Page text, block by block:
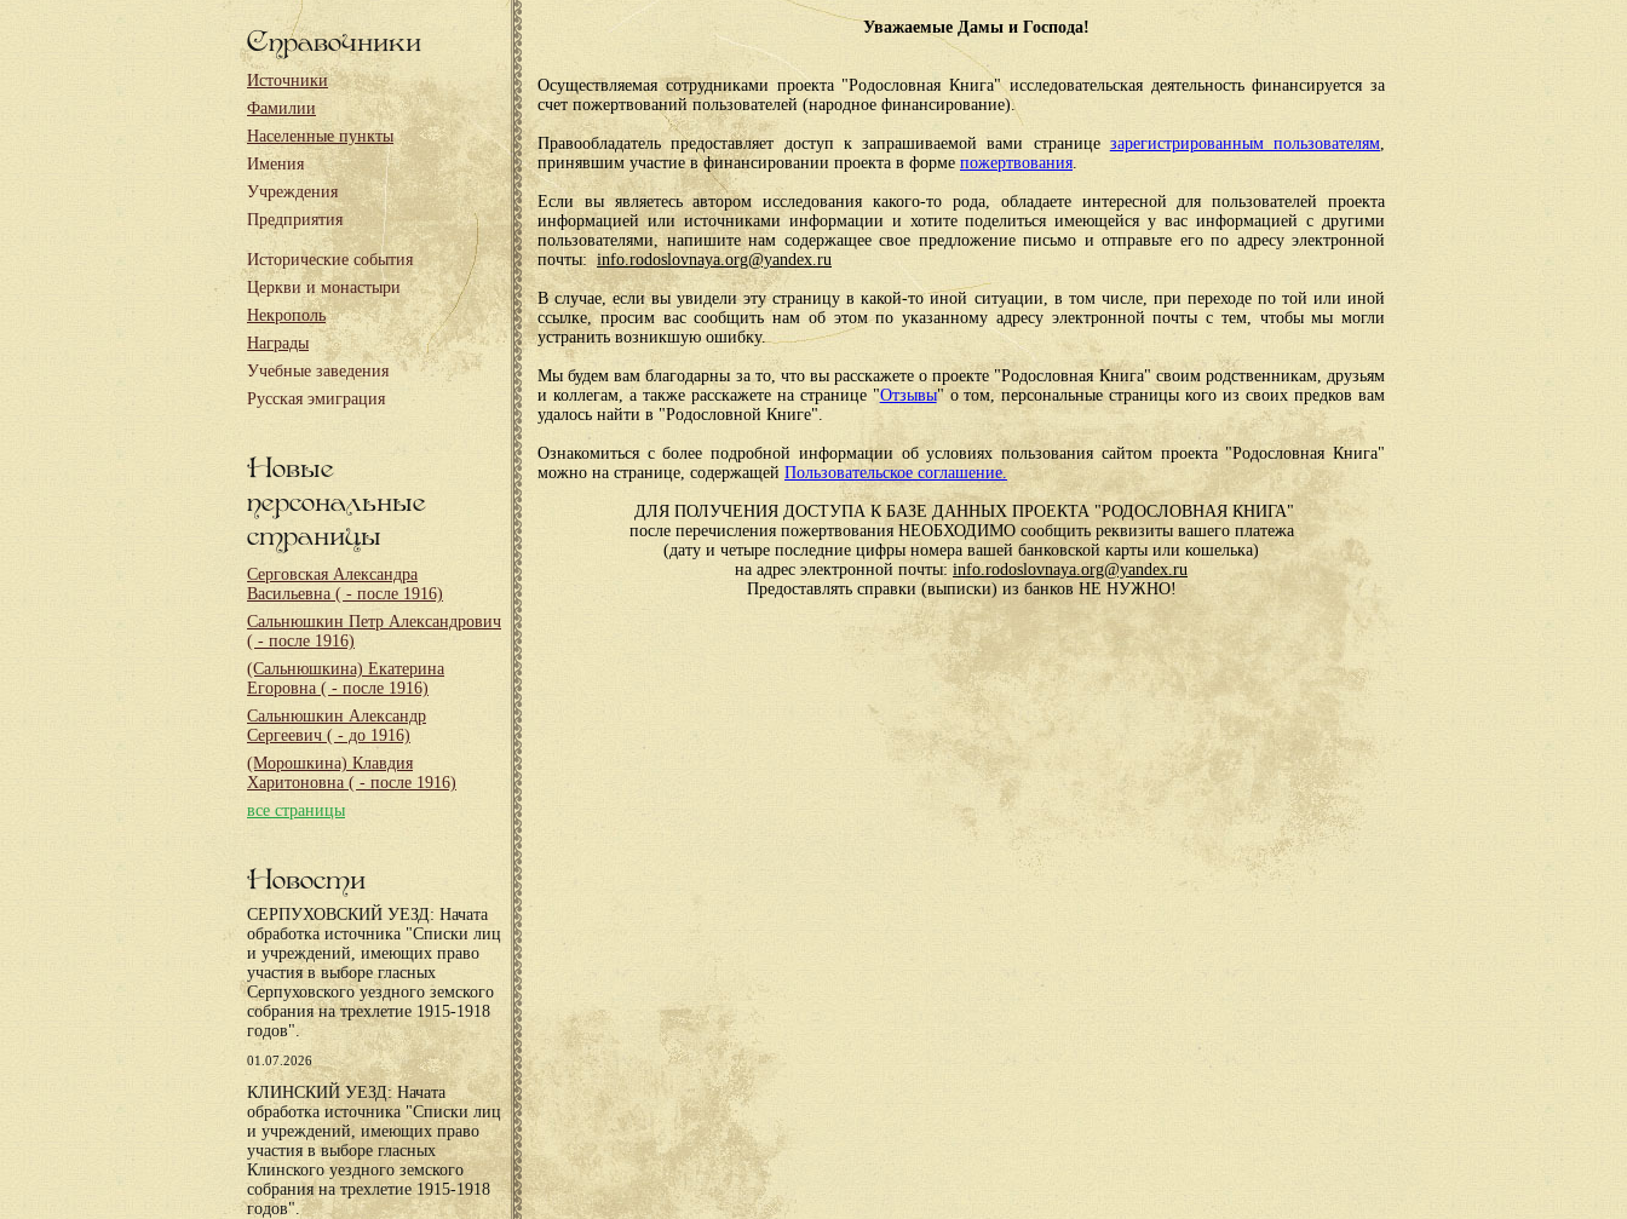
Справочники
Источники
Фамилии
Населенные пункты
Имения
Учреждения
Предприятия
Исторические события
Церкви и монастыри
Некрополь
Награды
Учебные заведения
Русская эмиграция
Новые
персональные
страницы
Серговская Александра
Васильевна ( - после 1916)
Сальнюшкин Петр Александрович
( - после 1916)
(Сальнюшкина) Екатерина
Егоровна ( - после 1916)
Сальнюшкин Александр
Сергеевич ( - до 1916)
(Морошкина) Клавдия
Харитоновна ( - после 1916)
все страницы
Новости
СЕРПУХОВСКИЙ УЕЗД: Начата
обработка источника "Списки лиц
и учреждений, имеющих право
участия в выборе гласных
Серпуховского уездного земского
собрания на трехлетие 1915-1918
годов".
01.07.2026
КЛИНСКИЙ УЕЗД: Начата
обработка источника "Списки лиц
и учреждений, имеющих право
участия в выборе гласных
Клинского уездного земского
собрания на трехлетие 1915-1918
годов".
Уважаемые Дамы и Господа!
Осуществляемая сотрудниками проекта "Родословная Книга" исследовательская деятельность финансируется за
счет пожертвований пользователей (народное финансирование).
Правообладатель предоставляет доступ к запрашиваемой вами странице зарегистрированным пользователям,
принявшим участие в финансировании проекта в форме пожертвования.
Если вы являетесь автором исследования какого-то рода, обладаете интересной для пользователей проекта
информацией или источниками информации и хотите поделиться имеющейся у вас информацией с другими
пользователями, напишите нам содержащее свое предложение письмо и отправьте его по адресу электронной
почты: info.rodoslovnaya.org@yandex.ru
В случае, если вы увидели эту страницу в какой-то иной ситуации, в том числе, при переходе по той или иной
ссылке, просим вас сообщить нам об этом по указанному адресу электронной почты с тем, чтобы мы могли
устранить возникшую ошибку.
Мы будем вам благодарны за то, что вы расскажете о проекте "Родословная Книга" своим родственникам, друзьям
и коллегам, а также расскажете на странице "Отзывы" о том, персональные страницы кого из своих предков вам
удалось найти в "Родословной Книге".
Ознакомиться с более подробной информации об условиях пользования сайтом проекта "Родословная Книга"
можно на странице, содержащей Пользовательское соглашение.
ДЛЯ ПОЛУЧЕНИЯ ДОСТУПА К БАЗЕ ДАННЫХ ПРОЕКТА "РОДОСЛОВНАЯ КНИГА"
после перечисления пожертвования НЕОБХОДИМО сообщить реквизиты вашего платежа
(дату и четыре последние цифры номера вашей банковской карты или кошелька)
на адрес электронной почты: info.rodoslovnaya.org@yandex.ru
Предоставлять справки (выписки) из банков НЕ НУЖНО!